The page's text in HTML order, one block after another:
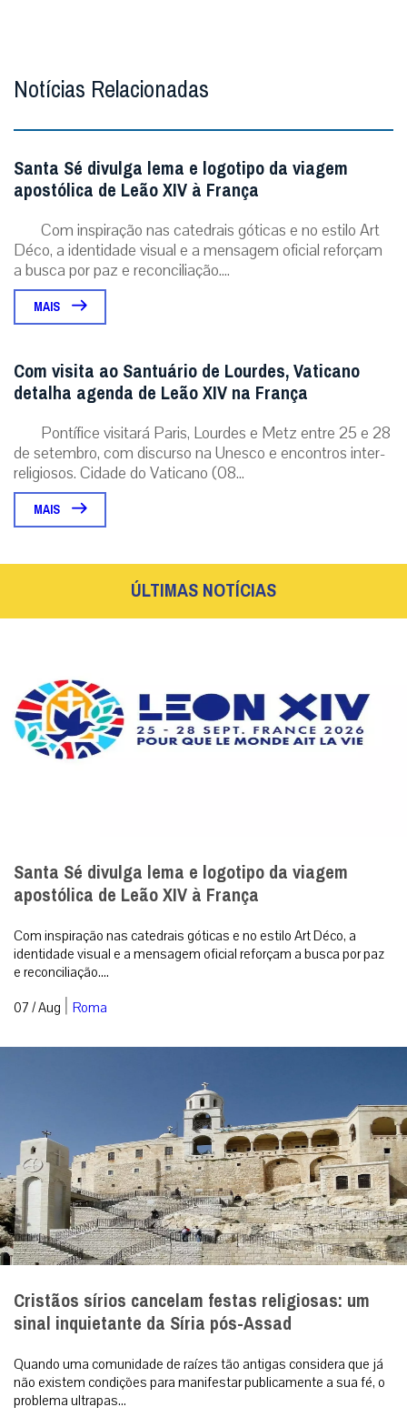
Notícias Relacionadas
Santa Sé divulga lema e logotipo da viagem
apostólica de Leão XIV à França
Com inspiração nas catedrais góticas e no estilo Art
Déco, a identidade visual e a mensagem oficial reforçam
a busca por paz e reconciliação....
MAIS
Com visita ao Santuário de Lourdes, Vaticano
detalha agenda de Leão XIV na França
Pontífice visitará Paris, Lourdes e Metz entre 25 e 28
de setembro, com discurso na Unesco e encontros inter-
religiosos. Cidade do Vaticano (08...
MAIS
ÚLTIMAS NOTÍCIAS
Santa Sé divulga lema e logotipo da viagem
apostólica de Leão XIV à França
Com inspiração nas catedrais góticas e no estilo Art Déco, a
identidade visual e a mensagem oficial reforçam a busca por paz
e reconciliação....
07 / Aug | Roma
Cristãos sírios cancelam festas religiosas: um
sinal inquietante da Síria pós-Assad
Quando uma comunidade de raízes tão antigas considera que já
não existem condições para manifestar publicamente a sua fé, o
problema ultrapas...